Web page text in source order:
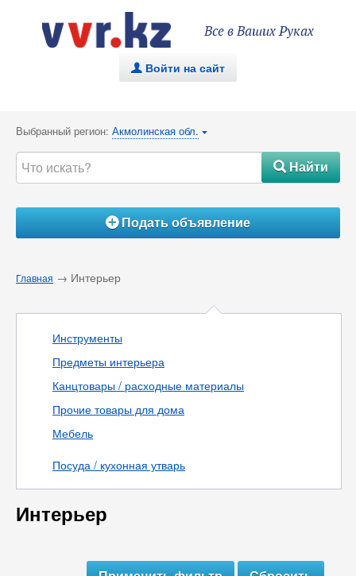
Все в Ваших Руках
. Войти на сайт
Выбранный регион: Акмолинская обл. {
#Найти
ÁПодать объявление
Главная → Интерьер
Инструменты
Предметы интерьера
Канцтовары / расходные материалы
Прочие товары для дома
Мебель
Посуда / кухонная утварь
Интерьер